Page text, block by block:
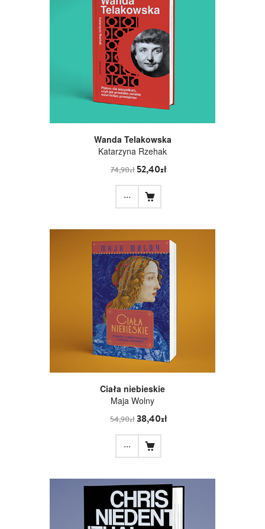
Wanda Telakowska
Katarzyna Rzehak
74,90zł52,40zł
...
Ciała niebieskie
Maja Wolny
54,90zł38,40zł
...